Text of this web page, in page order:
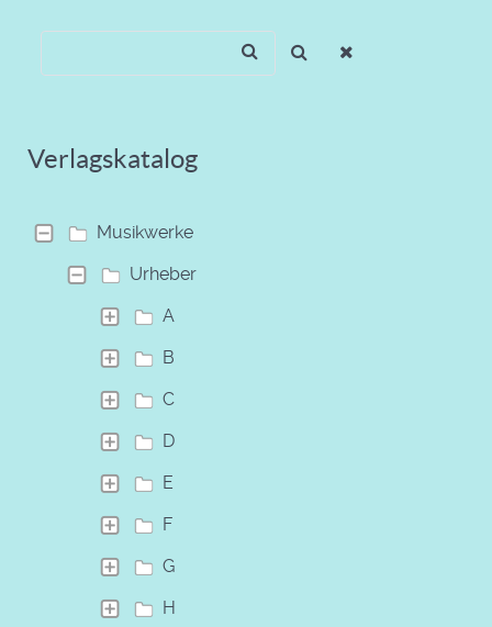
Verlagskatalog
Musikwerke
Urheber
A
B
C
D
E
F
G
H